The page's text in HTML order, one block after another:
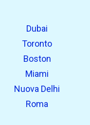
Dubai
Toronto
Boston
Miami
Nuova Delhi
Roma